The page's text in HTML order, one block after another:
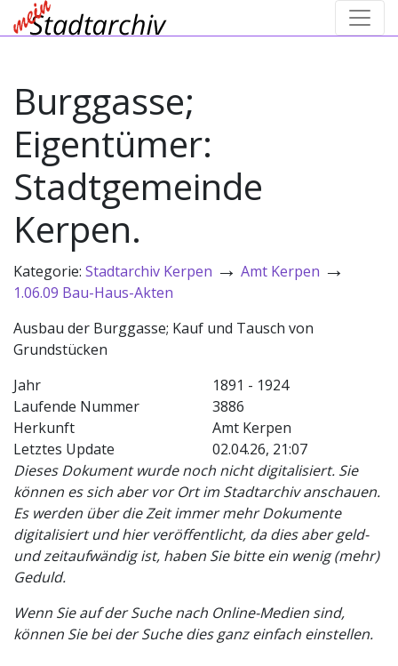
Burggasse;
Eigentümer:
Stadtgemeinde
Kerpen.
Kategorie: Stadtarchiv Kerpen → Amt Kerpen →
1.06.09 Bau-Haus-Akten
Ausbau der Burggasse; Kauf und Tausch von
Grundstücken
Jahr
1891 - 1924
Laufende Nummer
3886
Herkunft
Amt Kerpen
Letztes Update
02.04.26, 21:07
Dieses Dokument wurde noch nicht digitalisiert. Sie
können es sich aber vor Ort im Stadtarchiv anschauen.
Es werden über die Zeit immer mehr Dokumente
digitalisiert und hier veröffentlicht, da dies aber geld-
und zeitaufwändig ist, haben Sie bitte ein wenig (mehr)
Geduld.
Wenn Sie auf der Suche nach Online-Medien sind,
können Sie bei der Suche dies ganz einfach einstellen.